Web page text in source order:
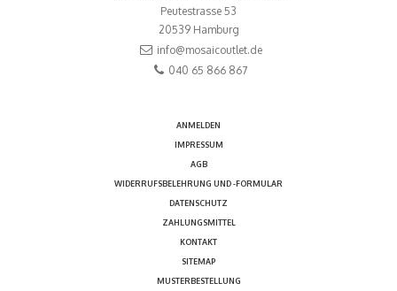
Peutestrasse 53
20539 Hamburg
info@mosaicoutlet.de
040 65 866 867
ANMELDEN
IMPRESSUM
AGB
WIDERRUFSBELEHRUNG UND -FORMULAR
DATENSCHUTZ
ZAHLUNGSMITTEL
KONTAKT
SITEMAP
MUSTERBESTELLUNG